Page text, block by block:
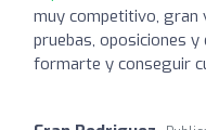
muy competitivo, gran
pruebas, oposiciones
formarte y conseguir